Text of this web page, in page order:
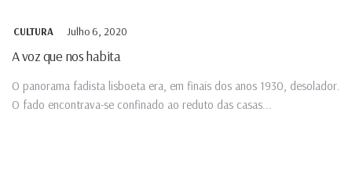
CULTURA Julho 6, 2020
A voz que nos habita
O panorama fadista lisboeta era, em finais dos anos 1930, desolador.
O fado encontrava-se confinado ao reduto das casas...